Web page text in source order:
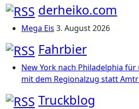
derheiko.com
Mega Eis 3. August 2026
Fahrbier
New York nach Philadelphia
mit dem Regionalzug statt
Truckblog